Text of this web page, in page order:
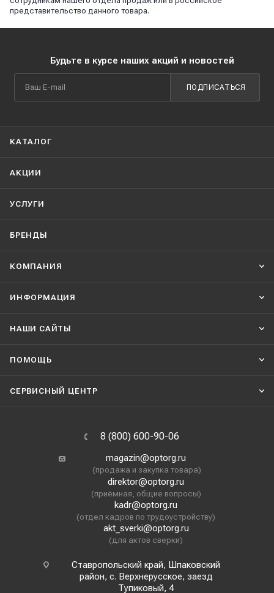
представительство данного товара.
Будьте в курсе наших акций и новостей
ПОДПИСАТЬСЯ
КАТАЛОГ
АКЦИИ
УСЛУГИ
БРЕНДЫ
КОМПАНИЯ
ИНФОРМАЦИЯ
НАШИ CАЙТЫ
ПОМОЩЬ
СЕРВИСНЫЙ ЦЕНТР
8 (800) 600-90-06
magazin@optorg.ru
(продажа и закупка товара)
direktor@optorg.ru
(приёмная, общие вопросы)
kadr@optorg.ru
(отдел кадров по трудоустройству)
akt_sverki@optorg.ru
(для актов сверки)
Ставропольский край, Шпаковский
район, с. Верхнерусское, заезд
Тупиковый, 4